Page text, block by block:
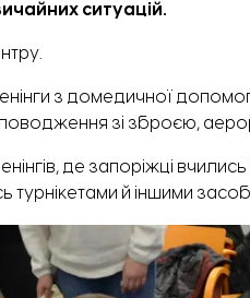
ситуацій.
з домедичної
зі зброєю,
де запоріжці
й іншими